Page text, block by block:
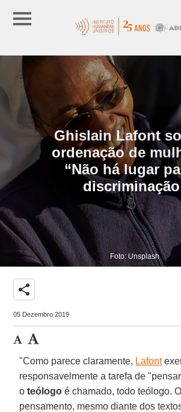
Ghislain Lafont
ordenação de
“Não há lugar
Foto: Unsplash
share
05 Dezembro 2019
"Como parece claramente, Lafont
responsavelmente a tarefa de
oteólogo é chamado, todo teólogo.
pensamento, mesmo diante dos